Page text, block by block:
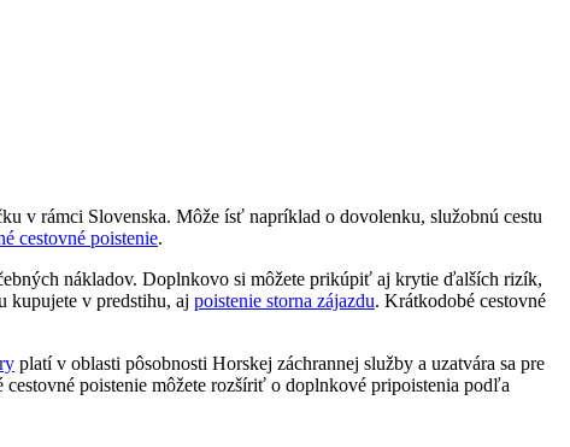
v rámci Slovenska. Môže ísť napríklad o dovolenku, služobnú cestu
cestovné poistenie.
nákladov. Doplnkovo si môžete prikúpiť aj krytie ďalších rizík,
kupujete v predstihu, aj poistenie storna zájazdu. Krátkodobé cestovné
platí v oblasti pôsobnosti Horskej záchrannej služby a uzatvára sa pre
poistenie môžete rozšíriť o doplnkové pripoistenia podľa